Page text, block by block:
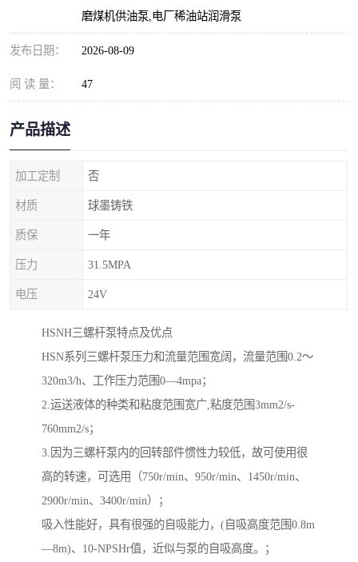
磨煤机供油泵,电厂稀油站润滑泵
发布日期： 2026-08-09
阅 读 量： 47
产品描述
加工定制 否
材质 球墨铸铁
质保 一年
压力 31.5MPA
电压 24V
HSNH三螺杆泵特点及优点
HSN系列三螺杆泵压力和流量范围宽阔，流量范围0.2～
320m3/h、工作压力范围0—4mpa；
2.运送液体的种类和粘度范围宽广,粘度范围3mm2/s-
760mm2/s；
3.因为三螺杆泵内的回转部件惯性力较低，故可使用很
高的转速，可选用（750r/min、950r/min、1450r/min、
2900r/min、3400r/min）；
吸入性能好，具有很强的自吸能力，(自吸高度范围0.8m
—8m)、10-NPSHr值，近似与泵的自吸高度。；